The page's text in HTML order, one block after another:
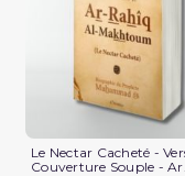
Le Nectar Cacheté -
Couverture Souple - Ar...